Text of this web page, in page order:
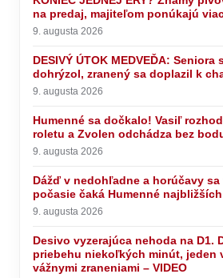
na predaj, majiteľom ponúkajú
9. augusta 2026
DESIVÝ ÚTOK MEDVEĎA:
dohrýzol, zranený sa doplazil k
9. augusta 2026
Humenné sa dočkalo! Vasiľ
roletu a Zvolen odchádza bez
9. augusta 2026
Dážď v nedohľadne a horúčavy sa
počasie čaká Humenné
9. augusta 2026
Desivo vyzerajúca nehoda na D1.
priebehu niekoľkých minút, jeden
vážnymi zraneniami – VIDEO